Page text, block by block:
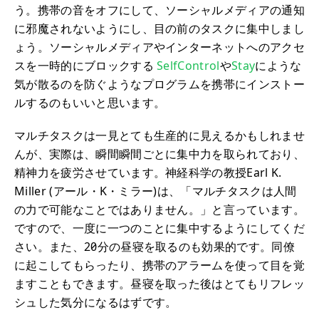
う。携帯の音をオフにして、ソーシャルメディアの通知
に邪魔されないようにし、目の前のタスクに集中しまし
ょう。ソーシャルメディアやインターネットへのアクセ
スを一時的にブロックするSelfControlやStayにような
気が散るのを防ぐようなプログラムを携帯にインストー
ルするのもいいと思います。
マルチタスクは一見とても生産的に見えるかもしれませ
んが、実際は、瞬間瞬間ごとに集中力を取られており、
精神力を疲労させています。神経科学の教授Earl K.
Miller (アール・K・ミラー)は、「マルチタスクは人間
の力で可能なことではありません。」と言っています。
ですので、一度に一つのことに集中するようにしてくだ
さい。また、20分の昼寝を取るのも効果的です。同僚
に起こしてもらったり、携帯のアラームを使って目を覚
ますこともできます。昼寝を取った後はとてもリフレッ
シュした気分になるはずです。